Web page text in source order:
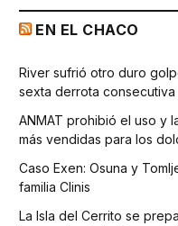
EN EL CHACO
River sufrió otro duro
sexta derrota consecutiva
ANMAT prohibió el uso y
más vendidas para los
Caso Exen: Osuna y
familia Clinis
La Isla del Cerrito se